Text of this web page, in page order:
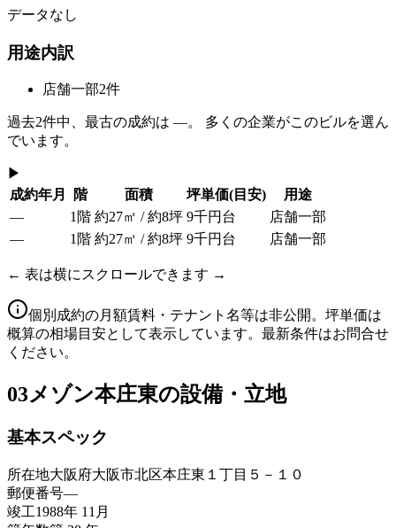
データなし
用途内訳
店舗一部2件
過去2件中、最古の成約は —。 多くの企業がこのビルを選ん
でいます。
▶
成約年月
階 面積 坪単価(目安)
用途
—
1階 約27㎡ / 約8坪 9千円台
店舗一部
—
1階 約27㎡ / 約8坪 9千円台 店舗一部
← 表は横にスクロールできます →
個別成約の月額賃料・テナント名等は非公開。坪単価は
概算の相場目安として表示しています。最新条件はお問合せ
ください。
03メゾン本庄東の設備・立地
基本スペック
所在地大阪府大阪市北区本庄東１丁目５－１０
郵便番号—
竣工1988年 11月